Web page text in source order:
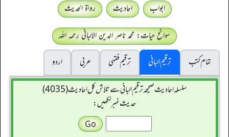
ابواب احادیث
رواۃ الحدیث
سوانح حیات: محمد ناصر الدین الالبانی رحمہ اللہ
تمام کتب
ترقیم البانی ترقيم فقہی عربی
اردو
سلسله احاديث صحيحه ترقیم البانی سے تلاش کل احادیث (4035)
حدیث نمبر لکھیں: